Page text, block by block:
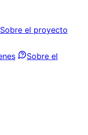
Sobre el proyecto
Sobre el